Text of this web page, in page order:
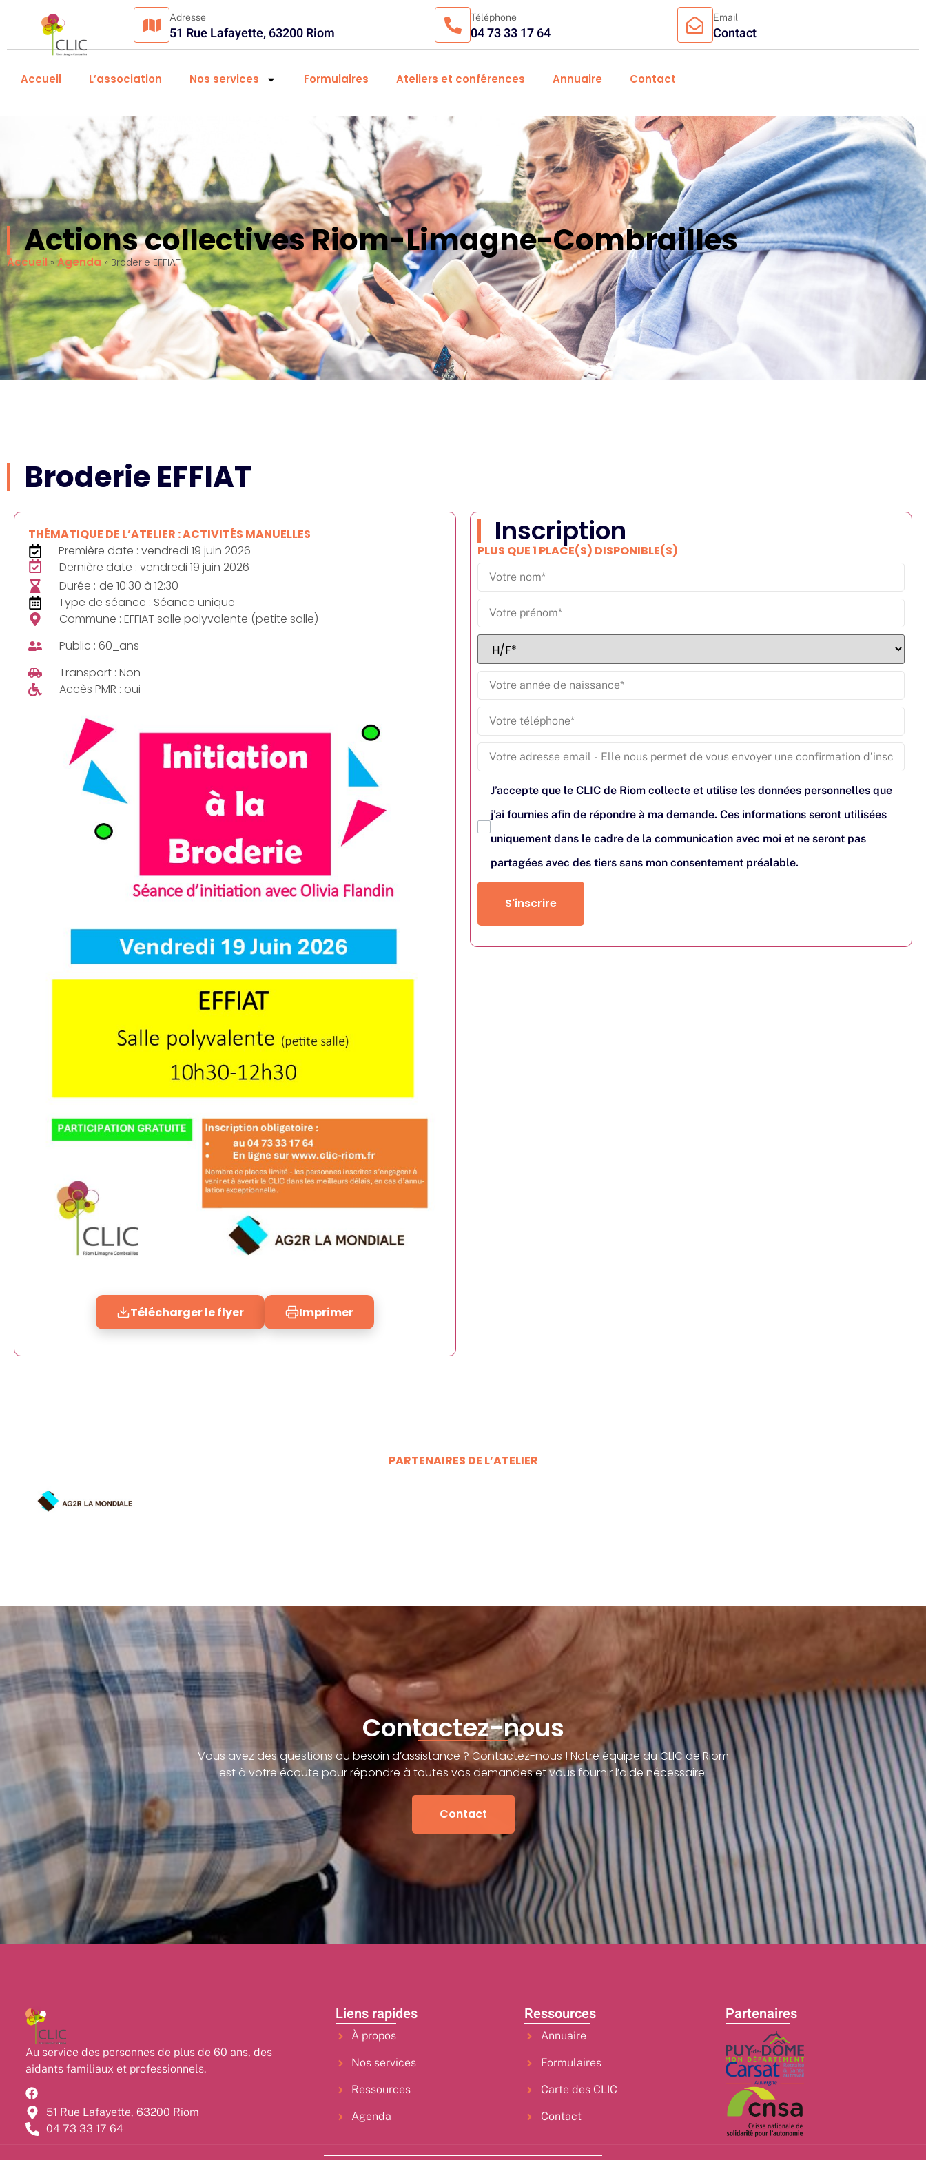
Adresse
51 Rue Lafayette, 63200 Riom
Téléphone
04 73 33 17 64
Email
Contact
Accueil L’association Nos services Formulaires Ateliers et conférences Annuaire Contact
Actions collectives Riom-Limagne-Combrailles
Accueil » Agenda» Broderie EFFIAT
Broderie EFFIAT
THÉMATIQUE DE L’ATELIER : ACTIVITÉS MANUELLES
Première date : vendredi 19 juin 2026
Dernière date : vendredi 19 juin 2026
Durée : de 10:30 à 12:30
Type de séance : Séance unique
Commune : EFFIAT salle polyvalente (petite salle)
Public : 60_ans
Transport : Non
Accès PMR : oui
Télécharger le flyer Imprimer
Inscription
PLUS QUE 1 PLACE(S) DISPONIBLE(S)
J’accepte que le CLIC de Riom collecte et utilise les données personnelles que
j’ai fournies afin de répondre à ma demande. Ces informations seront utilisées
uniquement dans le cadre de la communication avec moi et ne seront pas
partagées avec des tiers sans mon consentement préalable.
S'inscrire
PARTENAIRES DE L’ATELIER
Contactez-nous
Vous avez des questions ou besoin d’assistance ? Contactez-nous ! Notre équipe du CLIC de Riom
est à votre écoute pour répondre à toutes vos demandes et vous fournir l’aide nécessaire.
Contact
Au service des personnes de plus de 60 ans, des
aidants familiaux et professionnels.
51 Rue Lafayette, 63200 Riom
04 73 33 17 64
Liens rapides
À propos
Nos services
Ressources
Agenda
Ressources
Annuaire
Formulaires
Carte des CLIC
Contact
Partenaires